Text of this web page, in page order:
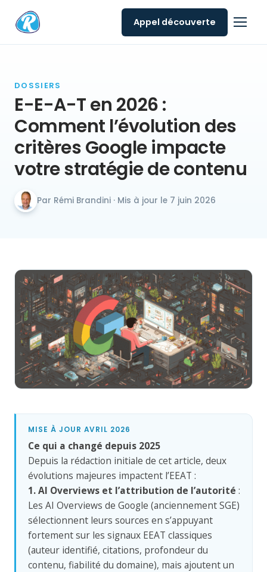
Appel découverte
DOSSIERS
E-E-A-T en 2026 :
Comment l’évolution des
critères Google impacte
votre stratégie de contenu
Par Rémi Brandini · Mis à jour le 7 juin 2026
MISE À JOUR AVRIL 2026
Ce qui a changé depuis 2025
Depuis la rédaction initiale de cet article, deux
évolutions majeures impactent l’EEAT :
1. AI Overviews et l’attribution de l’autorité :
Les AI Overviews de Google (anciennement SGE)
sélectionnent leurs sources en s’appuyant
fortement sur les signaux EEAT classiques
(auteur identifié, citations, profondeur du
contenu, fiabilité du domaine), mais ajoutent un